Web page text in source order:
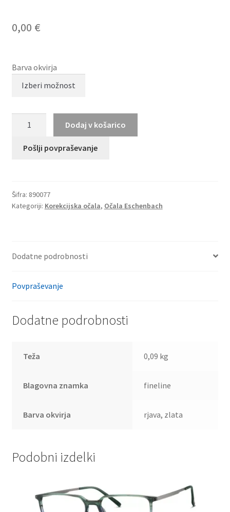
0,00 €
Barva okvirja
količina
Dodaj v košarico
Pošlji povpraševanje
Šifra: 890077
Kategoriji: Korekcijska očala, Očala Eschenbach
Dodatne podrobnosti
Povpraševanje
Dodatne podrobnosti
Teža 0,09 kg
Blagovna znamka fineline
Barva okvirja rjava, zlata
Podobni izdelki